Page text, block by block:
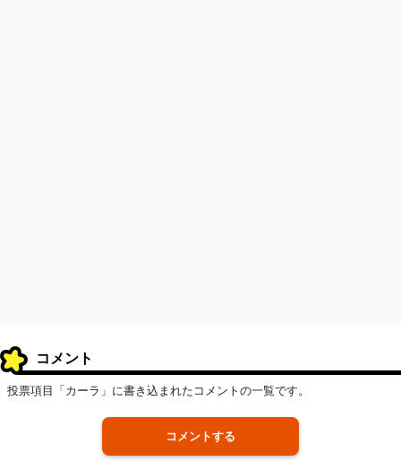
コメント
投票項目「カーラ」に書き込まれたコメントの一覧です。
コメントする